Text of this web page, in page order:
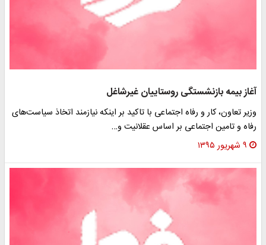
آغاز بیمه بازنشستگی روستاییان غیرشاغل
وزیر تعاون، کار و رفاه اجتماعی با تاکید بر اینکه نیازمند اتخاذ سیاست‌های
رفاه و تامین اجتماعی بر اساس عقلانیت و…
۹ شهریور ۱۳۹۵